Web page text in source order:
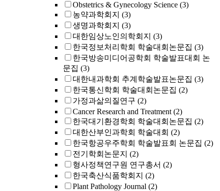
Obstetrics & Gynecology Science (3)
농약과학회지 (3)
생명과학회지 (3)
대한임상노인의학회지 (3)
한국정보처리학회 학술대회논문집 (3)
한국방송미디어공학회 학술발표대회 논
문집 (3)
대한내과학회 추계학술발표논문집 (3)
한국통신학회 학술대회논문집 (2)
가정과삶의질연구 (2)
Cancer Research and Treatment (2)
한국대기환경학회 학술대회논문집 (2)
대한산부인과학회 학술대회 (2)
한국항공우주학회 학술발표회 논문집 (2)
전기학회논문지 (2)
형사정책연구원 연구총서 (2)
한국축산식품학회지 (2)
Plant Pathology Journal (2)